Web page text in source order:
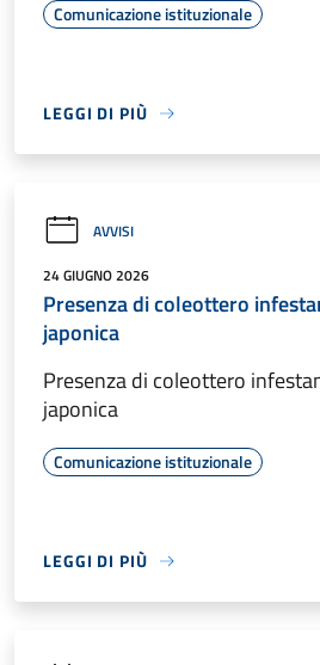
Comunicazione istituzionale
LEGGI DI PIÙ
AVVISI
24 GIUGNO 2026
Presenza di coleottero
japonica
Presenza di coleottero
japonica
Comunicazione istituzionale
LEGGI DI PIÙ